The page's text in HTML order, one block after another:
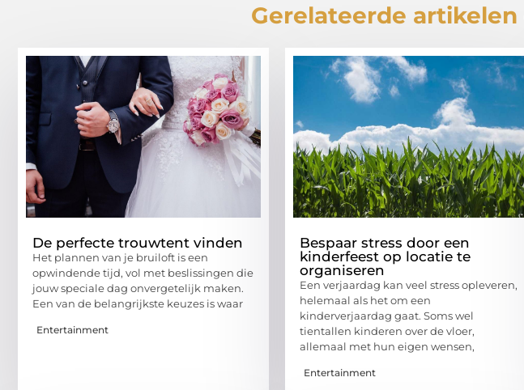
Gerelateerde artikelen
De perfecte trouwtent vinden
Het plannen van je bruiloft is een
opwindende tijd, vol met beslissingen die
jouw speciale dag onvergetelijk maken.
Een van de belangrijkste keuzes is waar
Entertainment
Bespaar stress door een
kinderfeest op locatie te
organiseren
Een verjaardag kan veel stress opleveren,
helemaal als het om een
kinderverjaardag gaat. Soms wel
tientallen kinderen over de vloer,
allemaal met hun eigen wensen,
Entertainment